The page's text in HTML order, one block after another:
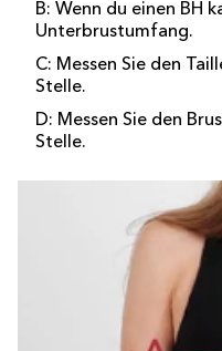
B: Wenn du einen BH
Unterbrustumfang.
C: Messen Sie den
Stelle.
D: Messen Sie den
Stelle.